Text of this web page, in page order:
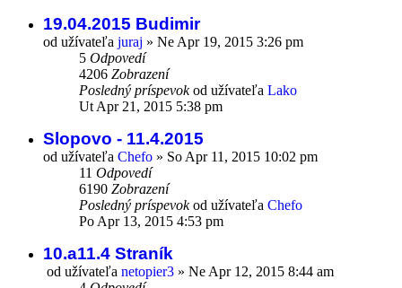
19.04.2015 Budimir
od užívateľa juraj » Ne Apr 19, 2015 3:26 pm
5 Odpovedí
4206 Zobrazení
Posledný príspevokod užívateľa Lako
Ut Apr 21, 2015 5:38 pm
Slopovo - 11.4.2015
od užívateľa Chefo » So Apr 11, 2015 10:02 pm
11 Odpovedí
6190 Zobrazení
Posledný príspevokod užívateľa Chefo
Po Apr 13, 2015 4:53 pm
10.a11.4 Straník
od užívateľa netopier3 » Ne Apr 12, 2015 8:44 am